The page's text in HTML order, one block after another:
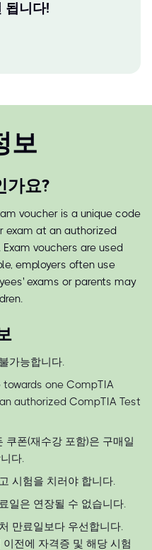
됩니다!
보
가요?
voucher is a unique code
exam at an authorized
vouchers are used
employers often use
exams or parents may
가능합니다.
one CompTIA
authorized CompTIA Test
쿠폰(재수강 포함)은 구매일
다.
시험을 치러야 합니다.
일은 연장될 수 없습니다.
만료일보다 우선합니다.
전에 자격증 및 해당 시험